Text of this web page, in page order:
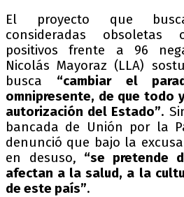
El proyecto que
consideradas obsoletas
positivos frente a 96
Nicolás Mayoraz (LLA)
busca “cambiar el
omnipresente, de que todo
autorización del Estado”.
bancada de Unión por la
denunció que bajo la
en desuso, “se pretende
afectan a la salud, a la
de este país”.